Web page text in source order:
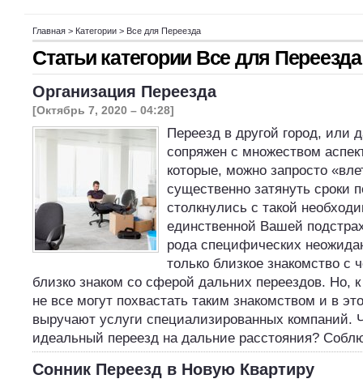
Главная > Категории > Все для Переезда
Статьи категории Все для Переезда
Организация Переезда
[Октябрь 7, 2020 – 04:28]
Переезд в другой город, или
сопряжен с множеством
которые, можно запросто
существенно затянуть сроки
столкнулись с такой
единственной Вашей
рода специфических
только близкое знакомство с
близко знаком со сферой дальних переездов. Но,
не все могут похвастать таким знакомством и в
выручают услуги специализированных компаний.
идеальный переезд на дальние расстояния?
Сонник Переезд в Новую Квартиру